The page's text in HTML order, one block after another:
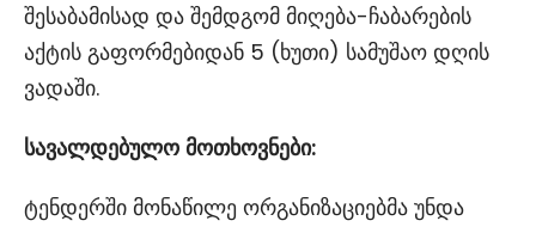
შესაბამისად და შემდგომ მიღება-ჩაბარების
აქტის გაფორმებიდან 5 (ხუთი) სამუშაო დღის
ვადაში.
სავალდებულო მოთხოვნები:
ტენდერში მონაწილე ორგანიზაციებმა უნდა